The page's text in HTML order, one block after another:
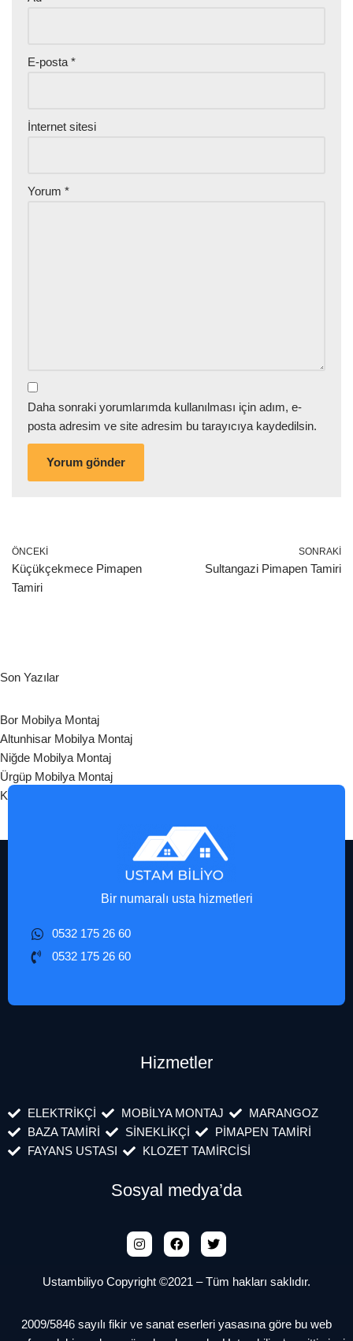
E-posta *
İnternet sitesi
Yorum *
Daha sonraki yorumlarımda kullanılması için adım, e-
posta adresim ve site adresim bu tarayıcıya kaydedilsin.
ÖNCEKI
Küçükçekmece Pimapen
Tamiri
SONRAKI
Sultangazi Pimapen Tamiri
Son Yazılar
Bor Mobilya Montaj
Altunhisar Mobilya Montaj
Niğde Mobilya Montaj
Ürgüp Mobilya Montaj
Kozaklı Mobilya Montaj
Bir numaralı usta hizmetleri
0532 175 26 60
0532 175 26 60
Hizmetler
ELEKTRİKÇİ MOBİLYA MONTAJ
MARANGOZ
BAZA TAMİRİ
SİNEKLİKÇİ
PİMAPEN TAMİRİ
FAYANS USTASI
KLOZET TAMİRCİSİ
Sosyal medya’da
Ustambiliyo Copyright ©2021 – Tüm hakları saklıdır.
2009/5846 sayılı fikir ve sanat eserleri yasasına göre bu web